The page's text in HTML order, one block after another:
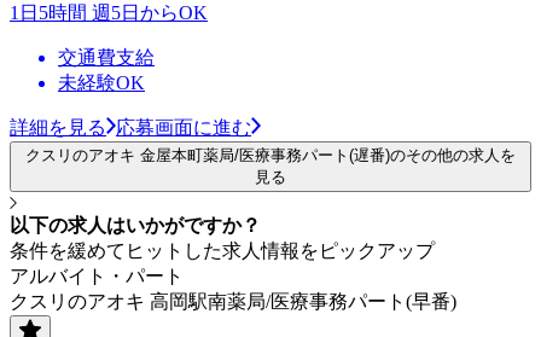
1日5時間 週5日からOK
交通費支給
未経験OK
詳細を見る 応募画面に進む
クスリのアオキ 金屋本町薬局/医療事務パート(遅番)のその他の求人を
見る
以下の求人はいかがですか？
条件を緩めてヒットした求人情報をピックアップ
アルバイト・パート
クスリのアオキ 高岡駅南薬局/医療事務パート(早番)